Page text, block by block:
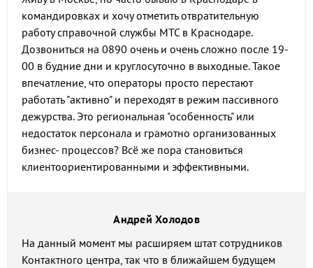
командировках и хочу отметить отвратительную
работу справочной службы МТС в Краснодаре.
Дозвониться на 0890 очень и очень сложно после 19-
00 в будние дни и круглосуточно в выходные. Такое
впечатление, что операторы просто перестают
работать "активно" и переходят в режим пассивного
дежурства. Это региональная "особенность" или
недостаток персонала и грамотно организованных
бизнес- процессов? Всё же пора становиться
клиентоориентированными и эффективными.
Андрей Холодов
На данный момент мы расширяем штат сотрудников
Контактного центра, так что в ближайшем будущем